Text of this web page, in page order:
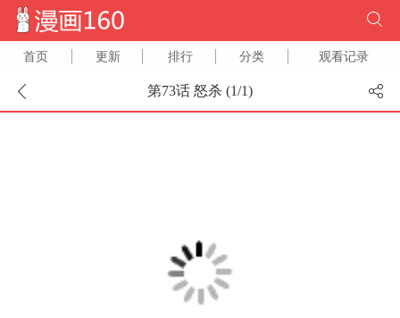
首页 更新 排行 分类 观看记录
第73话 怒杀 (1/1)